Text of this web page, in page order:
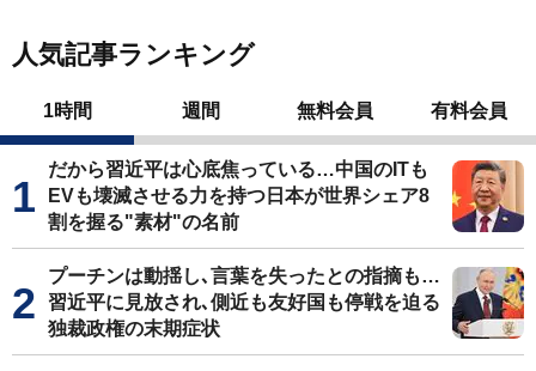
人気記事ランキング
1時間 週間 無料会員 有料会員
だから習近平は心底焦っている…中国のITも
EVも壊滅させる力を持つ日本が世界シェア8
割を握る"素材"の名前
プーチンは動揺し､言葉を失ったとの指摘も…
習近平に見放され､側近も友好国も停戦を迫る
独裁政権の末期症状